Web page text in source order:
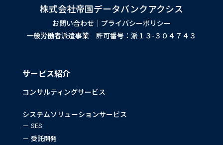
株式会社帝国データバンクアクシス
お問い合わせ
プライバシーポリシー
一般労働者派遣事業 許可番号：派１３-３０４７４３
サービス紹介
コンサルティングサービス
システムソリューションサービス
SES
受託開発